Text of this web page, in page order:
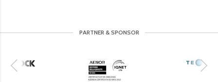
PARTNER & SPONSOR